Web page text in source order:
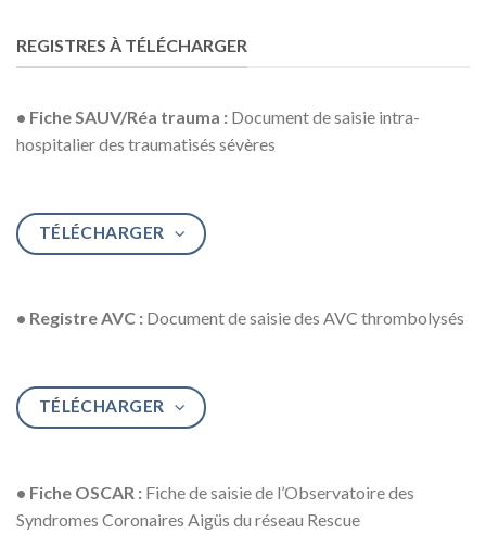
REGISTRES À TÉLÉCHARGER
• Fiche SAUV/Réa trauma : Document de saisie intra-
hospitalier des traumatisés sévères
TÉLÉCHARGER
• Registre AVC : Document de saisie des AVC thrombolysés
TÉLÉCHARGER
• Fiche OSCAR : Fiche de saisie de l’Observatoire des
Syndromes Coronaires Aigüs du réseau Rescue